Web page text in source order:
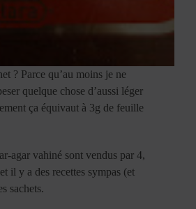
? Parce qu’au moins je ne
quelque chose d’aussi léger
ça équivaut à 3g de feuille
agar vahiné sont vendus par 4,
il y a des recettes sympas (et
sachets.